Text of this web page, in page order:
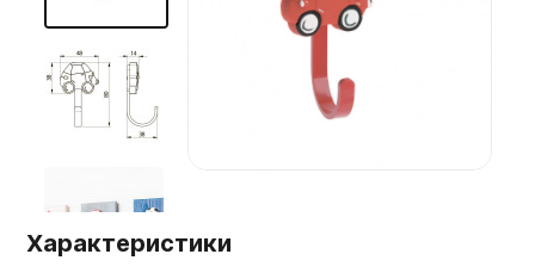
Мебельные образцы, каталоги
Характеристики